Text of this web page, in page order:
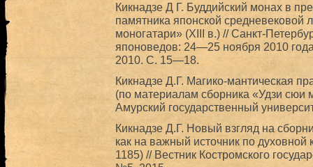
Кикнадзе Д Г. Буддийский монах в
памятника японской средневековой
моногатари» (XIII в.) // Санкт-
японоведов: 24—25 ноября 2010
2010. С. 15—18.
Кикнадзе Д.Г. Магико-мантическая
(по материалам сборника «Удзи сюи
Амурский государственный
Кикнадзе Д.Г. Новый взгляд на
как на важный источник по
1185) // Вестник Костромского